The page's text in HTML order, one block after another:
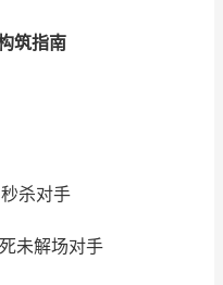
筑指南
杀对手
未解场对手